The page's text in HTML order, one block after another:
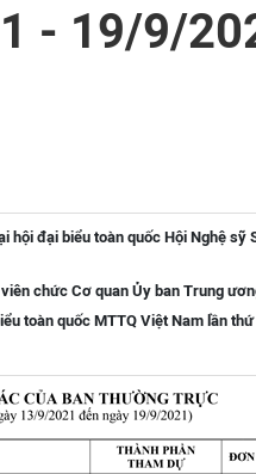
- 19/9/
hội đại biểu toàn quốc Hội Nghệ sỹ
chức Cơ quan Ủy ban Trung
toàn quốc MTTQ Việt Nam lần